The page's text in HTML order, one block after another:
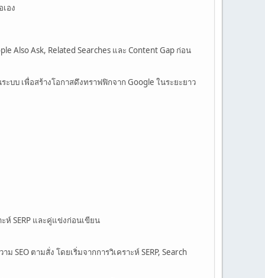
อง
Also Ask, Related Searches และ Content Gap ก่อน
บบ เพื่อสร้างโอกาสดึงทราฟฟิกจาก Google ในระยะยาว
ห์ SERP และคู่แข่งก่อนเขียน
ตามสั่ง โดยเริ่มจากการวิเคราะห์ SERP, Search